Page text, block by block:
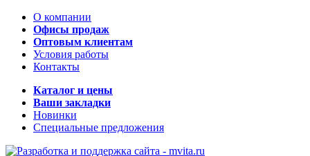
О компании
Офисы продаж
Оптовым клиентам
Условия работы
Контакты
Каталог и цены
Ваши закладки
Новинки
Специальные предложения